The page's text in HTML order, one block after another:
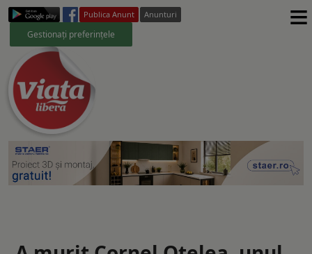
Publica Anunt Anunturi
Gestionați preferințele ≡